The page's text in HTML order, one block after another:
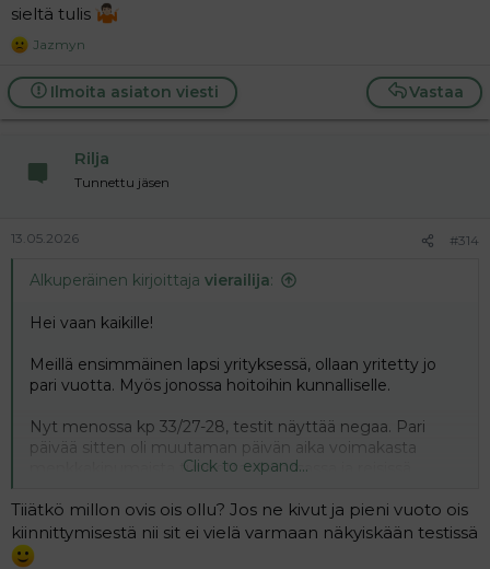
sieltä tulis
R
a
c
t
Jazmyn
Vastaa
Ilmoita asiaton viesti
Rilja
Tunnettu jäsen
13.05.2026 #314
Alkuperäinen kirjoittaja vierailija:
Hei vaan kaikille!
Meillä ensimmäinen lapsi yrityksessä, ollaan yritetty jo
pari vuotta. Myös jonossa hoitoihin kunnalliselle.
Nyt menossa kp 33/27-28, testit näyttää negaa. Pari
päivää sitten oli muutaman päivän aika voimakasta
menkkakipumaista tunnetta alavatsassa ja reisissä,
mitään. Rinnat oli kp 26-28 kohdalla tosi arat, nyt enää
nännit.
Click to expand...
Tiiätkö millon ovis ois ollu? Jos ne kivut ja pieni vuoto ois
kiinnittymisestä nii sit ei vielä varmaan näkyiskään testissä